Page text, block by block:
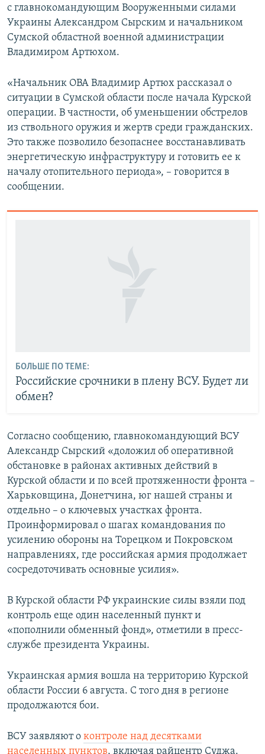
с главнокомандующим Вооруженными силами
Украины Александром Сырским и начальником
Сумской областной военной администрации
Владимиром Артюхом.
«Начальник ОВА Владимир Артюх рассказал о
ситуации в Сумской области после начала Курской
операции. В частности, об уменьшении обстрелов
из ствольного оружия и жертв среди гражданских.
Это также позволило безопаснее восстанавливать
энергетическую инфраструктуру и готовить ее к
началу отопительного периода», – говорится в
сообщении.
БОЛЬШЕ ПО ТЕМЕ:
Российские срочники в плену ВСУ. Будет ли
обмен?
Согласно сообщению, главнокомандующий ВСУ
Александр Сырский «доложил об оперативной
обстановке в районах активных действий в
Курской области и по всей протяженности фронта –
Харьковщина, Донетчина, юг нашей страны и
отдельно – о ключевых участках фронта.
Проинформировал о шагах командования по
усилению обороны на Торецком и Покровском
направлениях, где российская армия продолжает
сосредоточивать основные усилия».
В Курской области РФ украинские силы взяли под
контроль еще один населенный пункт и
«пополнили обменный фонд», отметили в пресс-
службе президента Украины.
Украинская армия вошла на территорию Курской
области России 6 августа. С того дня в регионе
продолжаются бои.
ВСУ заявляют о контроле над десятками
населенных пунктов, включая райцентр Суджа.